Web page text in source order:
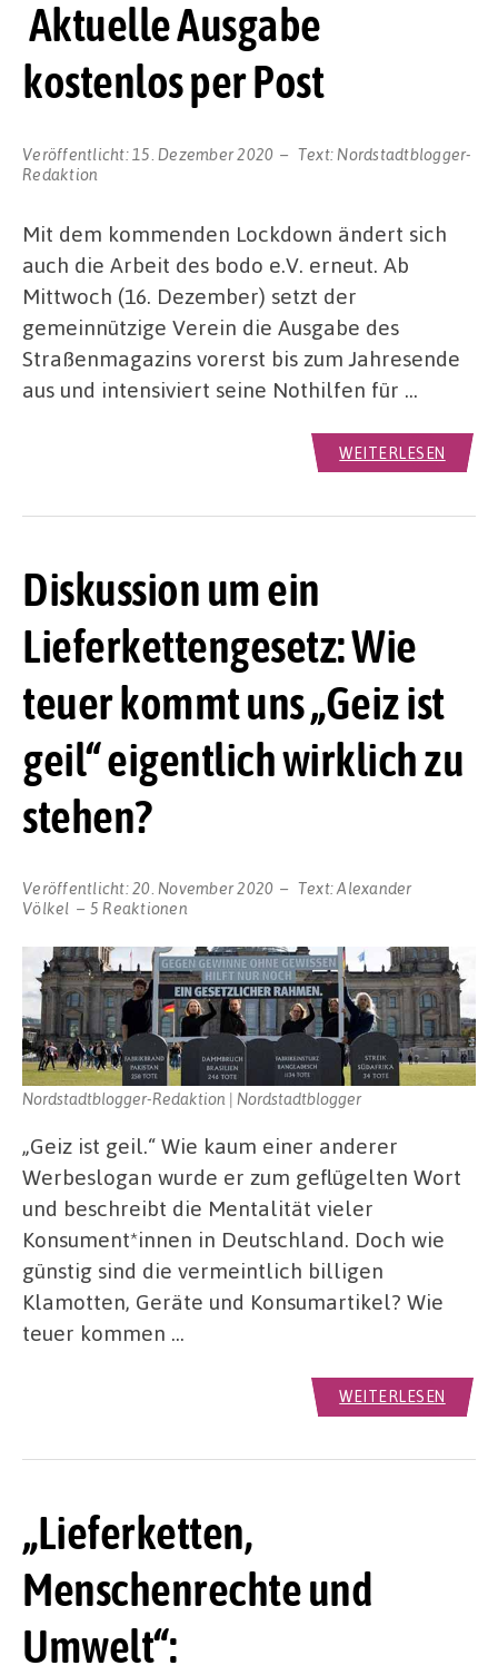
Aktuelle Ausgabe
kostenlos per Post
Veröffentlicht: 15. Dezember 2020 Text: Nordstadtblogger-
Redaktion
Mit dem kommenden Lockdown ändert sich
auch die Arbeit des bodo e.V. erneut. Ab
Mittwoch (16. Dezember) setzt der
gemeinnützige Verein die Ausgabe des
Straßenmagazins vorerst bis zum Jahresende
aus und intensiviert seine Nothilfen für …
WEITERLESEN
Diskussion um ein
Lieferkettengesetz: Wie
teuer kommt uns „Geiz ist
geil“ eigentlich wirklich zu
stehen?
Veröffentlicht:20. November 2020 Text:Alexander
Völkel
5 Reaktionen
Nordstadtblogger-Redaktion | Nordstadtblogger
„Geiz ist geil.“ Wie kaum einer anderer
Werbeslogan wurde er zum geflügelten Wort
und beschreibt die Mentalität vieler
Konsument*innen in Deutschland. Doch wie
günstig sind die vermeintlich billigen
Klamotten, Geräte und Konsumartikel? Wie
teuer kommen …
WEITERLESEN
„Lieferketten,
Menschenrechte und
Umwelt“: